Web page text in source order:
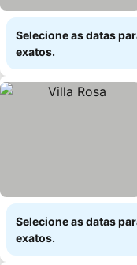
Selecione as datas
exatos.
Selecione as datas
exatos.